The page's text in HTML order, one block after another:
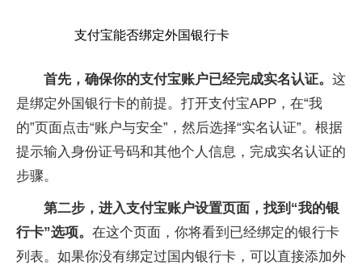
支付宝能否绑定外国银行卡
首先，确保你的支付宝账户已经完成实名认证。 这
是绑定外国银行卡的前提。打开支付宝APP，在“我
的”页面点击“账户与安全”，然后选择“实名认证”。根据
提示输入身份证号码和其他个人信息，完成实名认证的
步骤。
第二步，进入支付宝账户设置页面，找到“我的银
行卡”选项。 在这个页面，你将看到已经绑定的银行卡
列表。如果你没有绑定过国内银行卡，可以直接添加外